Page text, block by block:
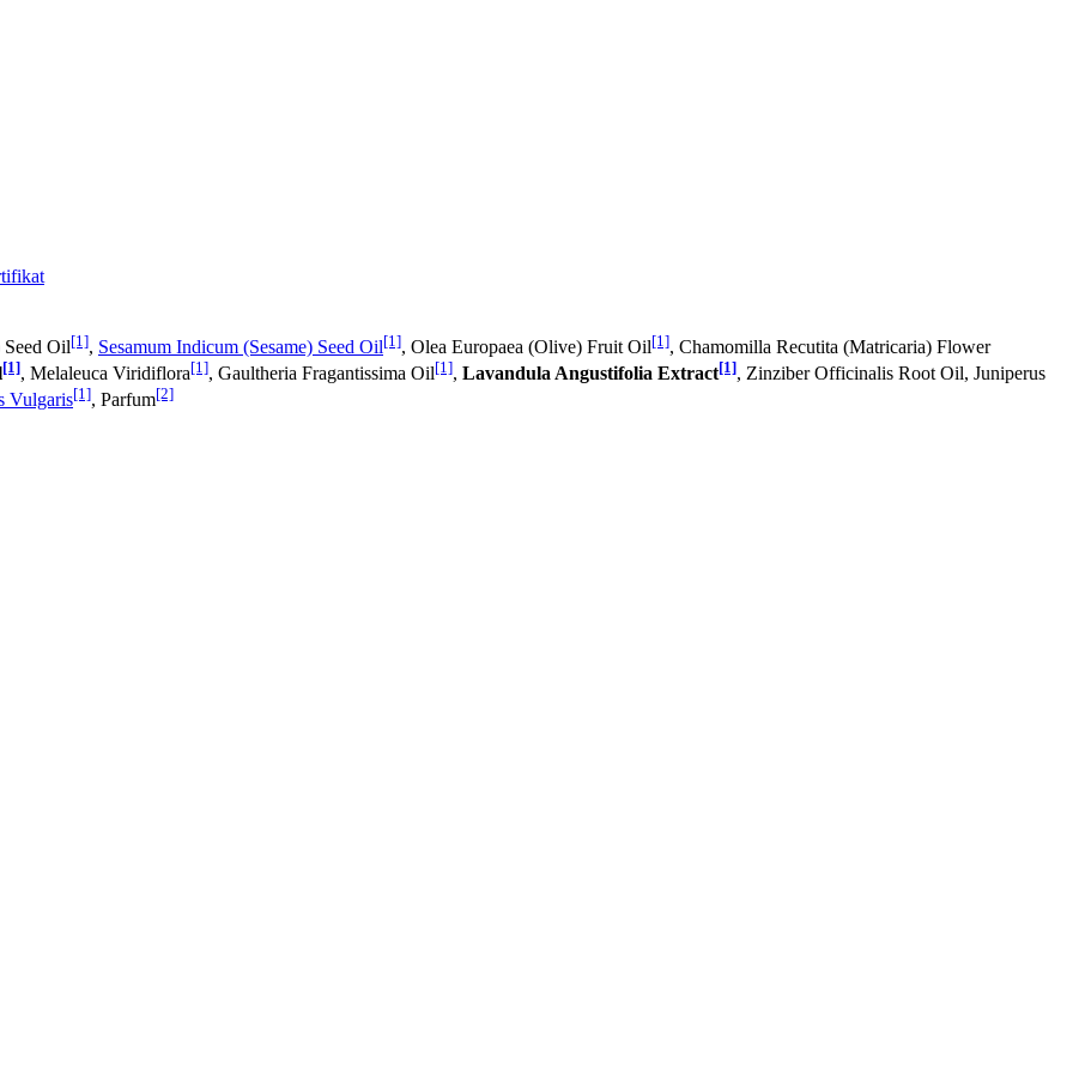
Oil[1], Sesamum Indicum (Sesame) Seed Oil[1], Olea Europaea (Olive) Fruit Oil[1], Chamomilla Recutita (Matricaria) Flower
[1], Melaleuca Viridiflora[1], Gaultheria Fragantissima Oil[1], Lavandula Angustifolia Extract[1], Zinziber Officinalis Root Oil, Juniperus
Vulgaris[1], Parfum[2]